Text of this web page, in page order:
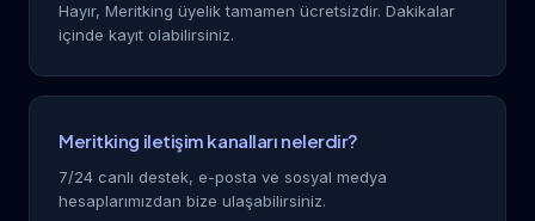
Hayır, Meritking üyelik tamamen ücretsizdir. Dakikalar
içinde kayıt olabilirsiniz.
Meritking iletişim kanalları nelerdir?
7/24 canlı destek, e-posta ve sosyal medya
hesaplarımızdan bize ulaşabilirsiniz.